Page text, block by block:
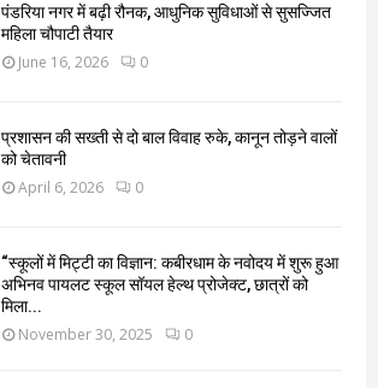
पंडरिया नगर में बढ़ी रौनक, आधुनिक सुविधाओं से सुसज्जित
महिला चौपाटी तैयार
June 16, 2026 0
प्रशासन की सख्ती से दो बाल विवाह रुके, कानून तोड़ने वालों
को चेतावनी
April 6, 2026 0
“स्कूलों में मिट्टी का विज्ञान: कबीरधाम के नवोदय में शुरू हुआ
अभिनव पायलट स्कूल सॉयल हेल्थ प्रोजेक्ट, छात्रों को
मिला...
November 30, 2025 0